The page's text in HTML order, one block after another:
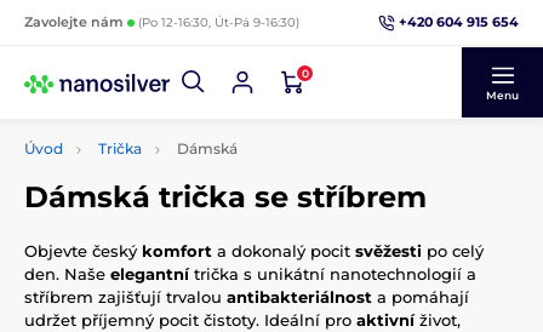
Zavolejte nám (Po 12-16:30, Út-Pá 9-16:30) +420 604 915 654
0
Menu
Úvod Trička Dámská
Dámská trička se stříbrem
Objevte český komfort a dokonalý pocit svěžesti po celý
den. Naše elegantnítrička s unikátní nanotechnologií a
stříbrem zajišťují trvalou antibakteriálnost a pomáhají
udržet příjemný pocit čistoty. Ideální pro aktivníživot,